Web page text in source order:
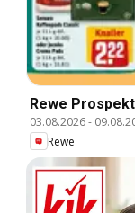
Rewe
03.08.2026-
Rewe